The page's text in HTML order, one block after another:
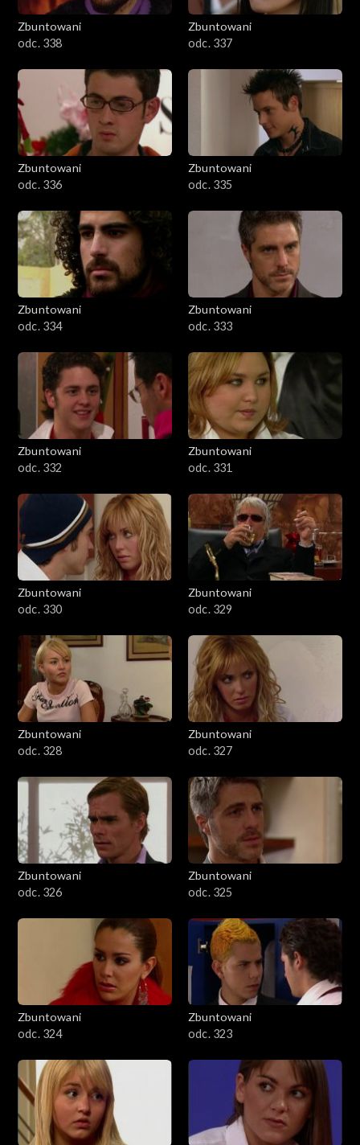
Zbuntowani
odc. 338
Zbuntowani
odc. 337
Zbuntowani
odc. 336
Zbuntowani
odc. 335
Zbuntowani
odc. 334
Zbuntowani
odc. 333
Zbuntowani
odc. 332
Zbuntowani
odc. 331
Zbuntowani
odc. 330
Zbuntowani
odc. 329
Zbuntowani
odc. 328
Zbuntowani
odc. 327
Zbuntowani
odc. 326
Zbuntowani
odc. 325
Zbuntowani
odc. 324
Zbuntowani
odc. 323